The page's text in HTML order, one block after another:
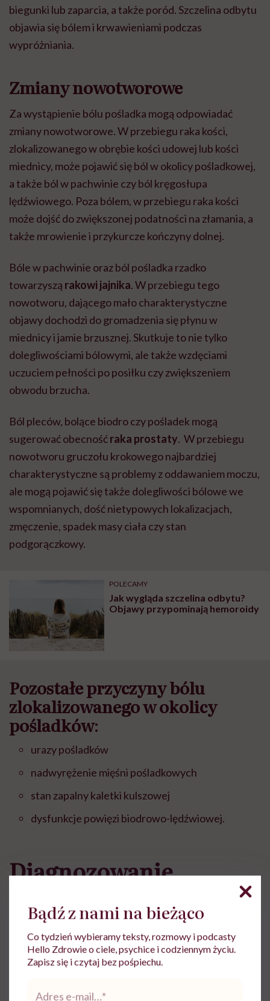
biegunki lub zaparcia, a także poród. Szczelina odbytu
objawia się bólem i krwawieniami podczas
wypróżniania.
Zmiany nowotworowe
Za wystąpienie bólu pośladka mogą odpowiadać
zmiany nowotworowe. W przebiegu raka kości,
zlokalizowanego w obrębie kości udowej lub kości
miednicy, może pojawić się ból w okolicy pośladkowej,
a także ból w pachwinie czy ból kręgosłupa
lędźwiowego. Poza bólem, w przebiegu raka kości
może dojść do zwiększonej podatności na złamania, a
także mrowienie i przykurcze kończyny dolnej.
Bóle w pachwinie oraz ból pośladka rzadko
towarzyszą rakowi jajnika. W przebiegu tego
nowotworu, dającego mało charakterystyczne
objawy dochodzi do gromadzenia się płynu w
miednicy i jamie brzusznej. Skutkuje to nie tylko
dolegliwościami bólowymi, ale także wzdęciami
uczuciem pełności po posiłku czy zwiększeniem
obwodu brzucha.
Ból pleców, bolące biodro czy pośladek mogą
sugerować obecnośćraka prostaty. W przebiegu
nowotworu gruczołu krokowego najbardziej
charakterystyczne są problemy z oddawaniem moczu,
ale mogą pojawić się także dolegliwości bólowe we
wspomnianych, dość nietypowych lokalizacjach,
zmęczenie, spadek masy ciała czy stan
podgorączkowy.
POLECAMY
Jak wygląda szczelina odbytu?
Objawy przypominają hemoroidy
Pozostałe przyczyny bólu
zlokalizowanego w okolicy
pośladków:
urazy pośladków
nadwyrężenie mięśni pośladkowych
stan zapalny kaletki kulszowej
dysfunkcje powięzi biodrowo-lędźwiowej.
Diagnozowanie
pośladka
Ponieważ istnieje wiele możliwych przyczyn bólu
pośladka, konieczne jest przeprowadzenie
Bądź z nami na bieżąco
Co tydzień wybieramy teksty, rozmowy i podcasty
Hello Zdrowie o ciele, psychice i codziennym życiu.
Zapisz się i czytaj bez pośpiechu.